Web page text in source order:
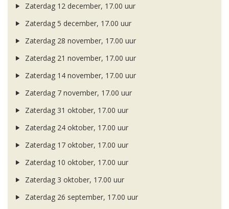
Zaterdag 12 december, 17.00 uur
Zaterdag 5 december, 17.00 uur
Zaterdag 28 november, 17.00 uur
Zaterdag 21 november, 17.00 uur
Zaterdag 14 november, 17.00 uur
Zaterdag 7 november, 17.00 uur
Zaterdag 31 oktober, 17.00 uur
Zaterdag 24 oktober, 17.00 uur
Zaterdag 17 oktober, 17.00 uur
Zaterdag 10 oktober, 17.00 uur
Zaterdag 3 oktober, 17.00 uur
Zaterdag 26 september, 17.00 uur